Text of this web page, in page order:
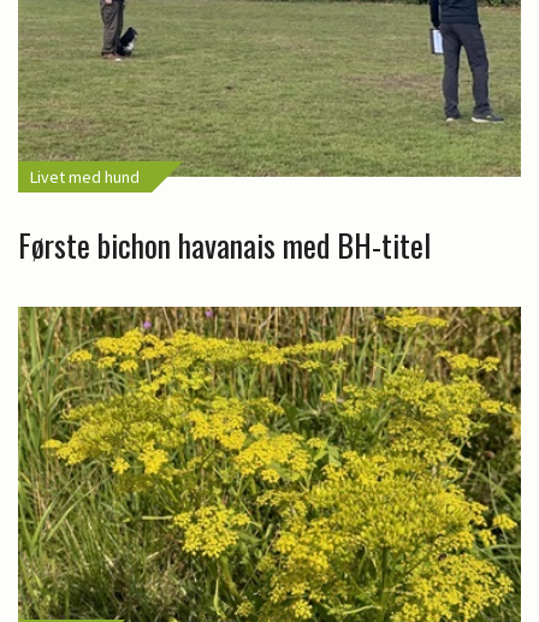
Livet med hund
Første bichon havanais med BH-titel